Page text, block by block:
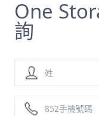
One
詢